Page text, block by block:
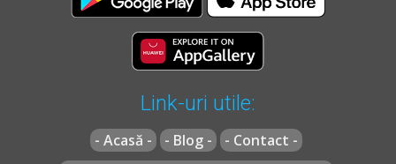
Link-uri utile:
- Acasă - - Blog -
- Contact -